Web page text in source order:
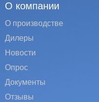
О компании
О производстве
Дилеры
Новости
Опрос
Документы
Отзывы